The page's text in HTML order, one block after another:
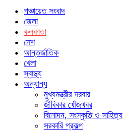
পঞ্চায়েত সংবাদ
জেলা
কলকাতা
দেশ
আন্তর্জাতিক
খেলা
স্বাস্থ্য
অন্যান্য
মুখ্যমন্ত্রীর দরবার
জীবিকার খোঁজখবর
বিনোদন, সংস্কৃতি ও সাহিত্য
সরকারি প্রকল্প